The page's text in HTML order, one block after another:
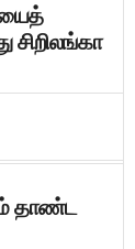
சிறிலங்கா
தாண்ட